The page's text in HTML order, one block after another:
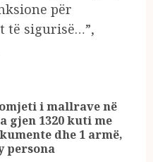
për
të sigurisë…”,
i mallrave në
gjen 1320 kuti me
dhe 1 armë,
persona